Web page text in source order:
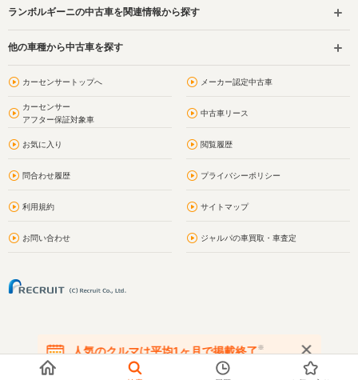
ランボルギーニの中古車を関連情報から探す
他の車種から中古車を探す
カーセンサートップへ メーカー認定中古車
カーセンサー
アフター保証対象車
中古車リース
お気に入り 閲覧履歴
問合わせ履歴 プライバシーポリシー
利用規約 サイトマップ
お問い合わせ ジャルパの車買取・車査定
人気のクルマは平均1ヶ月で掲載終了※
在庫が無くなる前にお問い合わせください